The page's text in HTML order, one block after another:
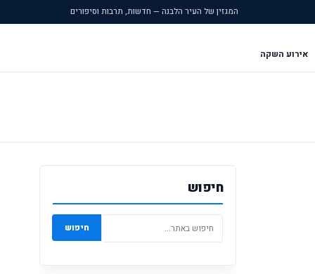
המגזין של העיר הלבנה — חדשות, תרבות וסיפורים
אירוע השקה
חיפוש
חיפוש